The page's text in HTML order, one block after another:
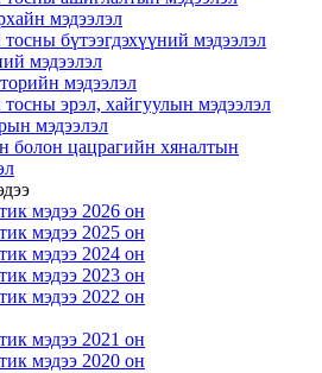
мэдээлэл
бүтээгдэхүүний мэдээлэл
мэдээлэл
мэдээлэл
эрэл, хайгуулын мэдээлэл
мэдээлэл
болон цацрагийн хяналтын
мэдээ 2026 он
мэдээ 2025 он
мэдээ 2024 он
мэдээ 2023 он
мэдээ 2022 он
мэдээ 2021 он
мэдээ 2020 он